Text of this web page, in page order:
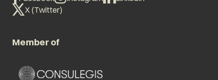
X (Twitter)
Member of